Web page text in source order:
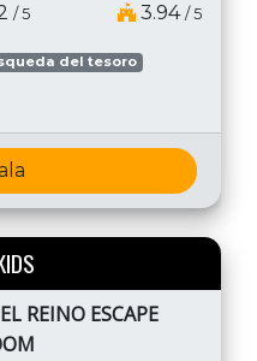
/ 5 3.94 / 5
del tesoro
EL REINO ESCAPE